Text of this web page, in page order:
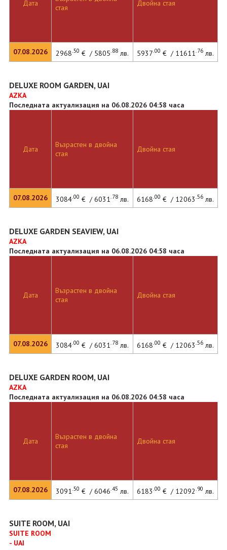
Дата
07.08.2026
стая
Двойна стая
2968.50 € / 5805.88лв. 5937.00 € / 11611.76лв.
DELUXE ROOM GARDEN, UAI
AZKA
Последната актуализация на 06.08.2026 04:58 часа
Дата
07.08.2026
Възрастен в двойна
стая
Двойна стая
3084.00 € / 6031.78лв. 6168.00 € / 12063.56лв.
DELUXE GARDEN SEAVIEW, UAI
AZKA
Последната актуализация на 06.08.2026 04:58 часа
Дата
07.08.2026
Възрастен в двойна
стая
Двойна стая
3084.00 € / 6031.78лв. 6168.00 € / 12063.56лв.
DELUXE GARDEN ROOM, UAI
AZKA
Последната актуализация на 06.08.2026 04:58 часа
Дата
07.08.2026
Възрастен в двойна
стая
Двойна стая
3091.50 € / 6046.45 лв. 6183.00 € / 12092.90 лв.
SUITE ROOM, UAI
SUITE ROOM
- UAI